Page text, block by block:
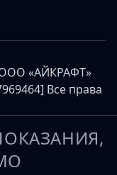
«АЙКРАФТ»
Все права